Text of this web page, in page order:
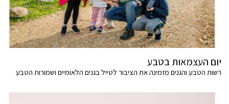
יום העצמאות בטבע
רשות הטבע והגנים מזמינה את הציבור לטייל בגנים הלאומיים ושמורות הטבע